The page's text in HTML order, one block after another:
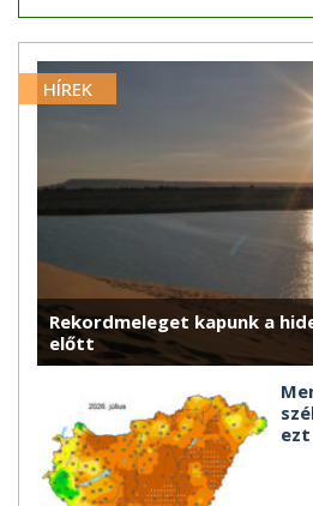
HÍREK
Rekordmeleget kapunk a
előtt